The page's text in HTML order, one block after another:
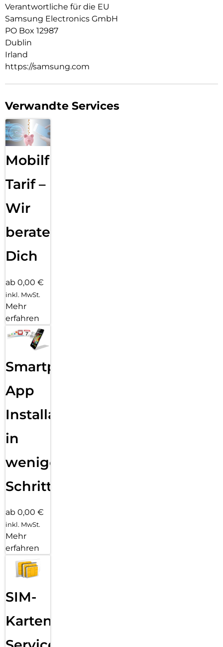
Verantwortliche für die EU
Samsung Electronics GmbH
PO Box 12987
Dublin
Irland
https://samsung.com
Verwandte Services
Mobilfunk
Tarif –
Wir
beraten
Dich
ab 0,00 €
inkl. MwSt.
Mehr
erfahren
Smartphone
App
Installation
in
wenigen
Schritten
ab 0,00 €
inkl. MwSt.
Mehr
erfahren
SIM-
Karten